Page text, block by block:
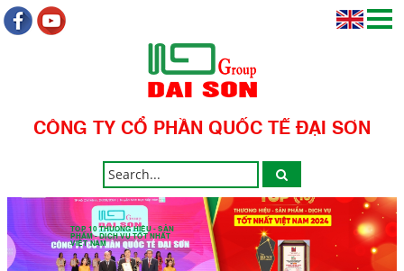
CÔNG TY CỔ PHẦN QUỐC TẾ ĐẠI SƠN
TOP 10 THƯƠNG HIỆU - SẢN
PHẨM - DỊCH VỤ TỐT NHẤT
VIỆT NAM